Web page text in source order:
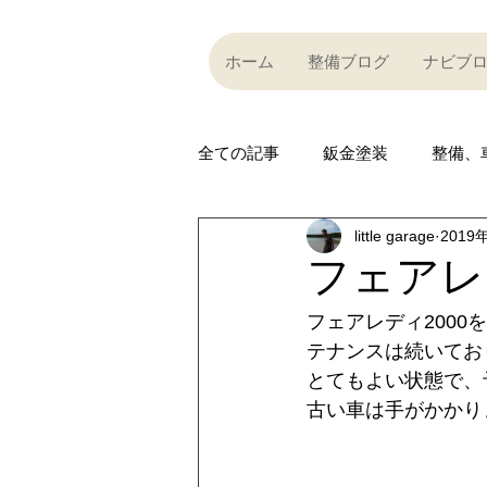
ホーム 整備ブログ ナビブ
全ての記事 鈑金塗装 整備、
Partner company 買い取り
Car community その他
R35 GT-R R35 GT-R
フェア
little garage 2019
フェアレディ2000
テナンスは続いてお
とてもよい状態で
古い車は手がかか